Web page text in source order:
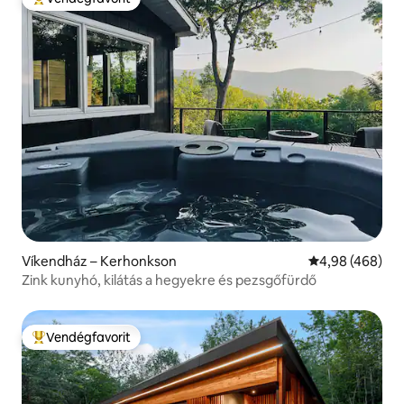
Kiemelt vendégfavorit
Víkendház – Kerhonkson Átlagos
4,98 (468)
Zink kunyhó, kilátás a hegyekre és pezsgőfürdő
Kiemelt vendégfavorit
Vendégfavorit